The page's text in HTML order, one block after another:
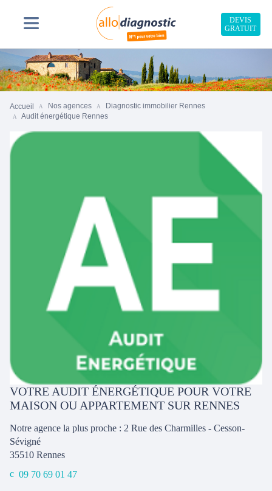
DEVIS
GRATUIT
Accueil Nos agences
Diagnostic immobilier Rennes
Audit énergétique Rennes
VOTRE AUDIT ÉNERGÉTIQUE POUR VOTRE
MAISON OU APPARTEMENT SUR RENNES
Notre agence la plus proche : 2 Rue des Charmilles - Cesson-
Sévigné
35510 Rennes
09 70 69 01 47